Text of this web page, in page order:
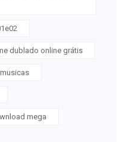
dublado online grátis
mega